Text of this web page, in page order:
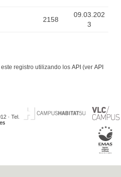
2158
09.03.202
3
registro utilizando los API (ver API
· Tel.